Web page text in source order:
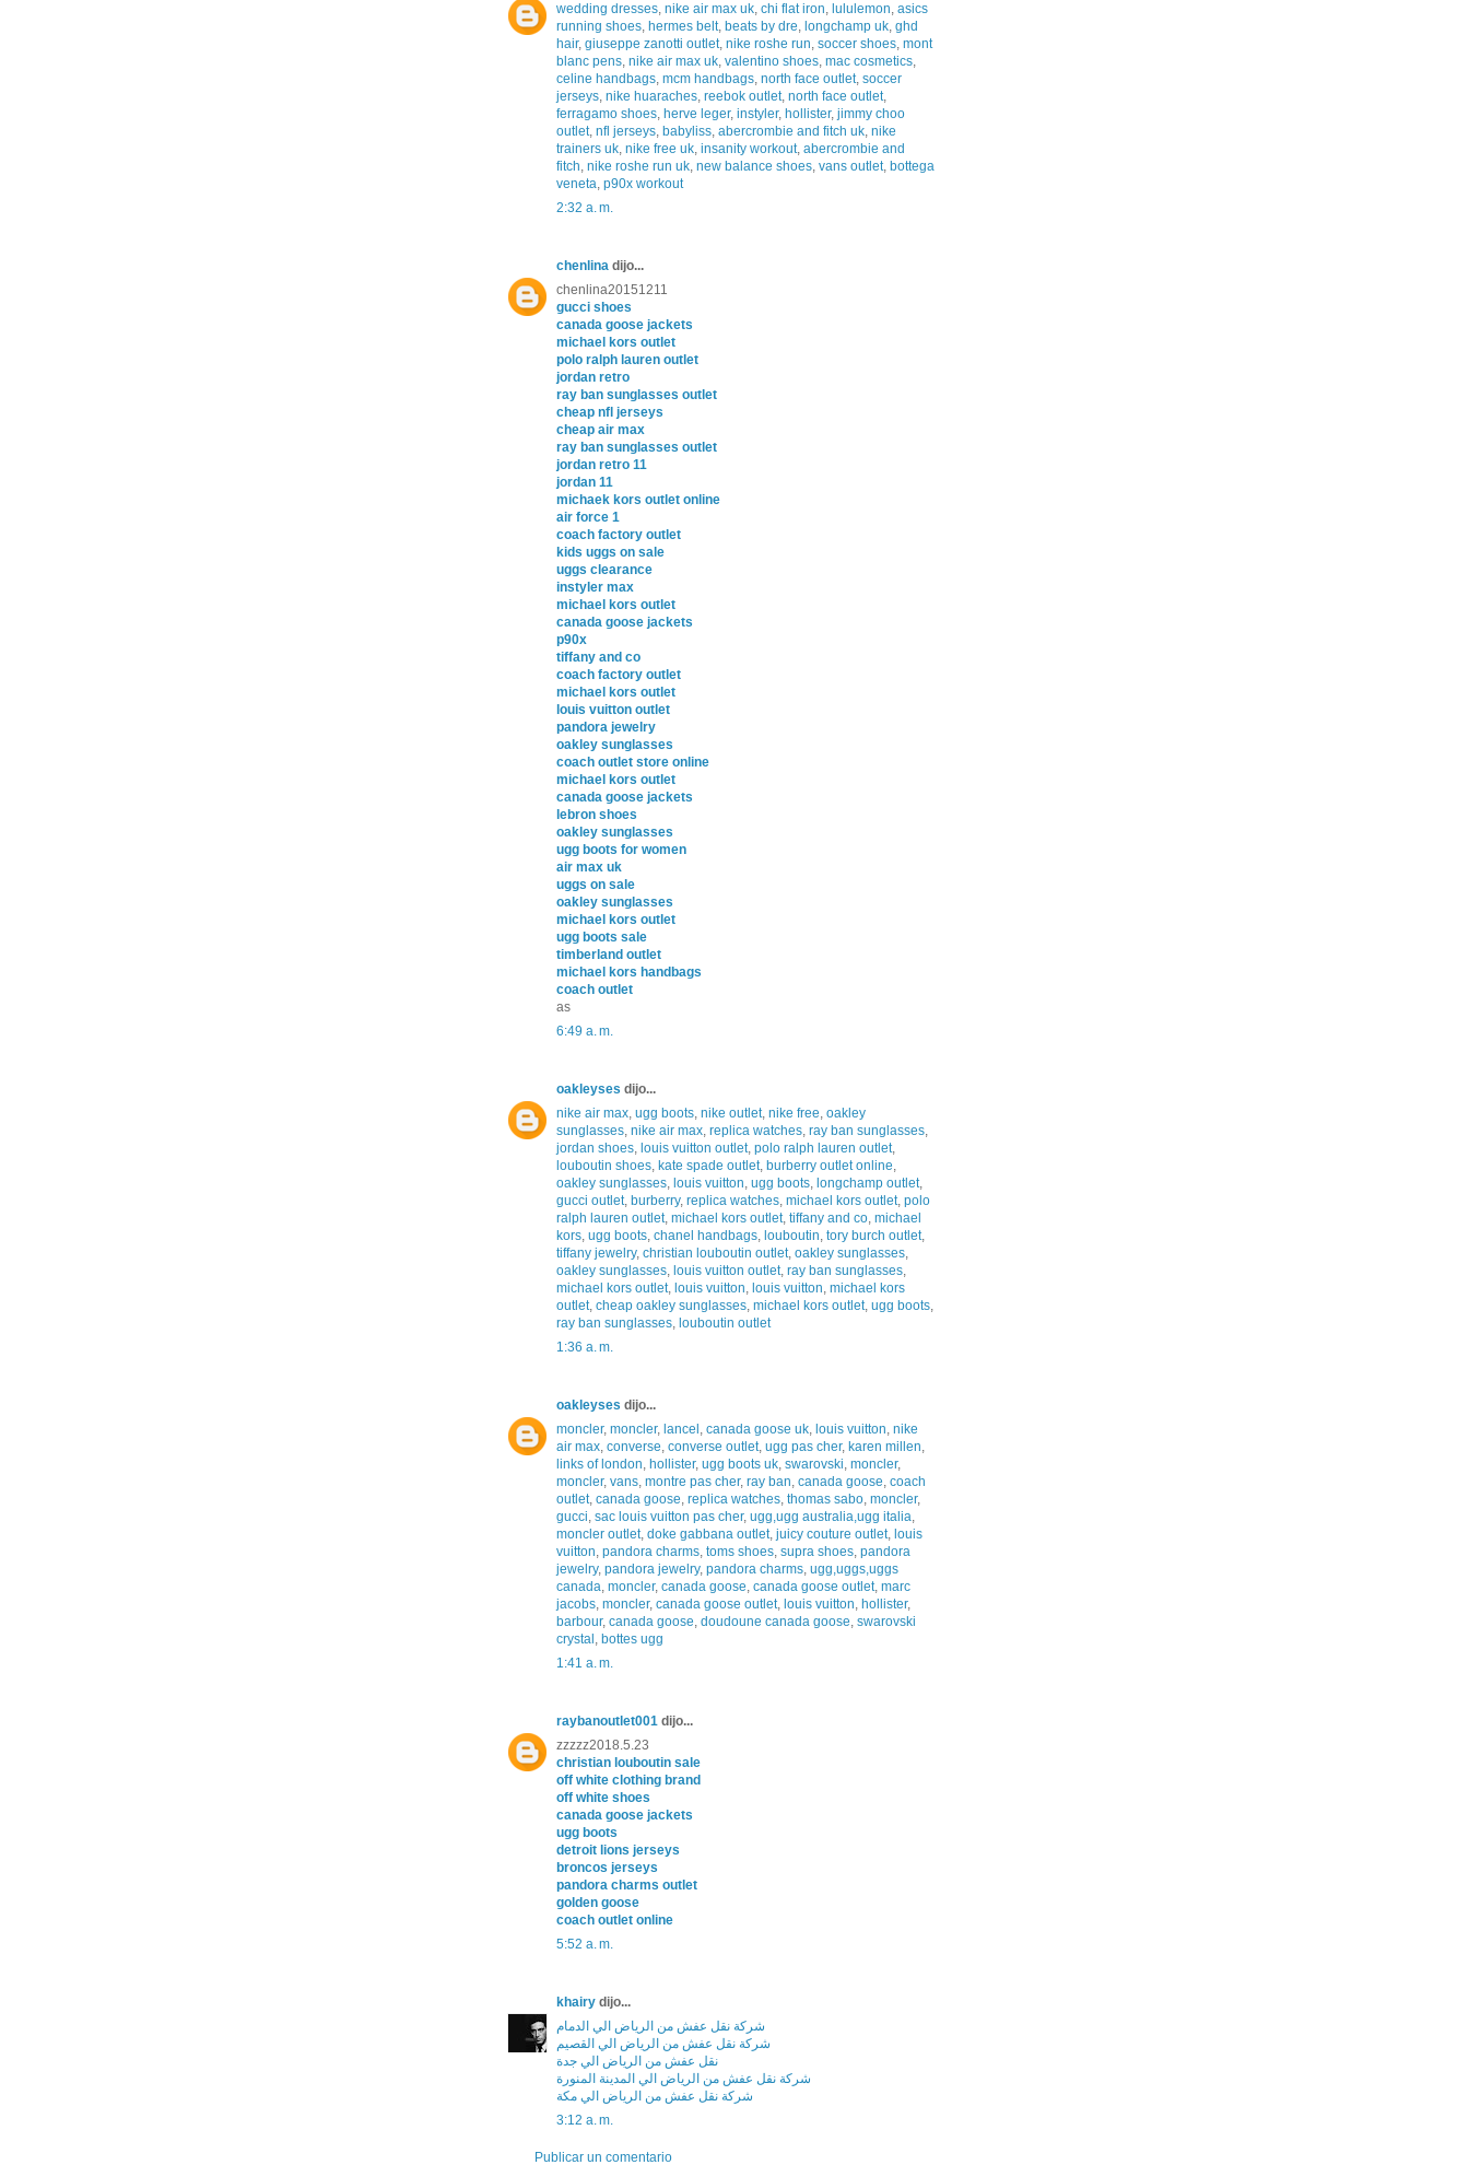
wedding dresses, nike air max uk, chi flat iron, lululemon, asics
running shoes, hermes belt, beats by dre, longchamp uk, ghd
hair, giuseppe zanotti outlet, nike roshe run, soccer shoes, mont
blanc pens, nike air max uk, valentino shoes, mac cosmetics,
celine handbags, mcm handbags, north face outlet, soccer
jerseys, nike huaraches, reebok outlet, north face outlet,
ferragamo shoes, herve leger, instyler, hollister, jimmy choo
outlet, nfl jerseys, babyliss, abercrombie and fitch uk, nike
trainers uk, nike free uk, insanity workout, abercrombie and
fitch, nike roshe run uk, new balance shoes, vans outlet, bottega
veneta, p90x workout
2:32 a. m.
chenlina dijo...
chenlina20151211
gucci shoes
canada goose jackets
michael kors outlet
polo ralph lauren outlet
jordan retro
ray ban sunglasses outlet
cheap nfl jerseys
cheap air max
ray ban sunglasses outlet
jordan retro 11
jordan 11
michaek kors outlet online
air force 1
coach factory outlet
kids uggs on sale
uggs clearance
instyler max
michael kors outlet
canada goose jackets
p90x
tiffany and co
coach factory outlet
michael kors outlet
louis vuitton outlet
pandora jewelry
oakley sunglasses
coach outlet store online
michael kors outlet
canada goose jackets
lebron shoes
oakley sunglasses
ugg boots for women
air max uk
uggs on sale
oakley sunglasses
michael kors outlet
ugg boots sale
timberland outlet
michael kors handbags
coach outlet
as
6:49 a. m.
oakleyses dijo...
nike air max, ugg boots, nike outlet, nike free, oakley
sunglasses, nike air max, replica watches, ray ban sunglasses,
jordan shoes, louis vuitton outlet, polo ralph lauren outlet,
louboutin shoes, kate spade outlet, burberry outlet online,
oakley sunglasses, louis vuitton, ugg boots, longchamp outlet,
gucci outlet, burberry, replica watches, michael kors outlet, polo
ralph lauren outlet, michael kors outlet, tiffany and co, michael
kors, ugg boots, chanel handbags, louboutin, tory burch outlet,
tiffany jewelry, christian louboutin outlet, oakley sunglasses,
oakley sunglasses, louis vuitton outlet, ray ban sunglasses,
michael kors outlet, louis vuitton, louis vuitton, michael kors
outlet, cheap oakley sunglasses, michael kors outlet, ugg boots,
ray ban sunglasses, louboutin outlet
1:36 a. m.
oakleyses dijo...
moncler, moncler, lancel , canada goose uk, louis vuitton, nike
air max, converse, converse outlet, ugg pas cher, karen millen,
links of london, hollister, ugg boots uk, swarovski, moncler,
moncler, vans, montre pas cher, ray ban, canada goose, coach
outlet, canada goose, replica watches, thomas sabo, moncler,
gucci, sac louis vuitton pas cher, ugg,ugg australia,ugg italia,
moncler outlet, doke gabbana outlet, juicy couture outlet, louis
vuitton, pandora charms, toms shoes, supra shoes, pandora
jewelry, pandora jewelry, pandora charms, ugg,uggs,uggs
canada, moncler, canada goose, canada goose outlet, marc
jacobs, moncler, canada goose outlet, louis vuitton, hollister,
barbour, canada goose, doudoune canada goose, swarovski
crystal , bottes ugg
1:41 a. m.
raybanoutlet001 dijo...
zzzzz2018.5.23
christian louboutin sale
off white clothing brand
off white shoes
canada goose jackets
ugg boots
detroit lions jerseys
broncos jerseys
pandora charms outlet
golden goose
coach outlet online
5:52 a. m.
khairy dijo...
شركة نقل عفش من الرياض الي الدمام
شركة نقل عفش من الرياض الي القصيم
نقل عفش من الرياض الي جدة
شركة نقل عفش من الرياض الي المدينة المنورة
شركة نقل عفش من الرياض الي مكة
3:12 a. m.
Publicar un comentario